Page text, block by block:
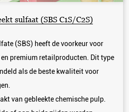
sulfaat (SBS C1S/C2S)
(SBS) heeft de voorkeur voor
premium retailproducten. Dit type
als de beste kwaliteit voor
van gebleekte chemische pulp.